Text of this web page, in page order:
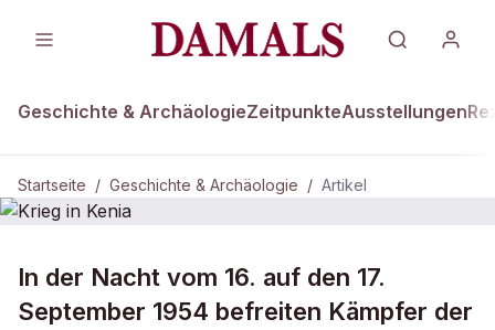
Geschichte & ArchäologieZeitpunkteAusstellungen
Startseite / Geschichte & Archäologie / Artikel
GESCHICHTE & ARCHÄOLOGIE
Krieg in Kenia
In der Nacht vom 16. auf den 17.
September 1954 befreiten Kämpfer der